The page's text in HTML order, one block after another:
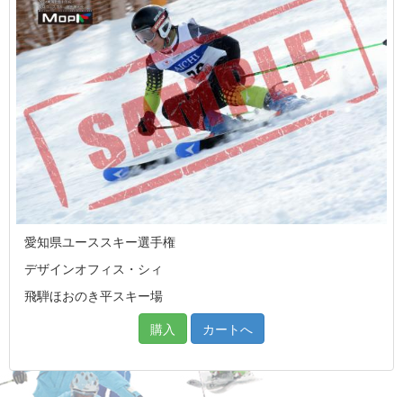
愛知県ユーススキー選手権
デザインオフィス・シィ
飛騨ほおのき平スキー場
購入
カートへ